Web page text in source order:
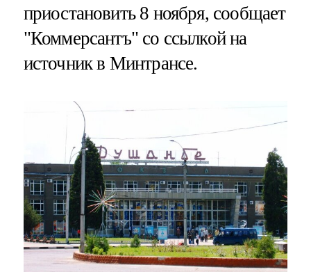
приостановить 8 ноября, сообщает
"Коммерсантъ" со ссылкой на
источник в Минтрансе.